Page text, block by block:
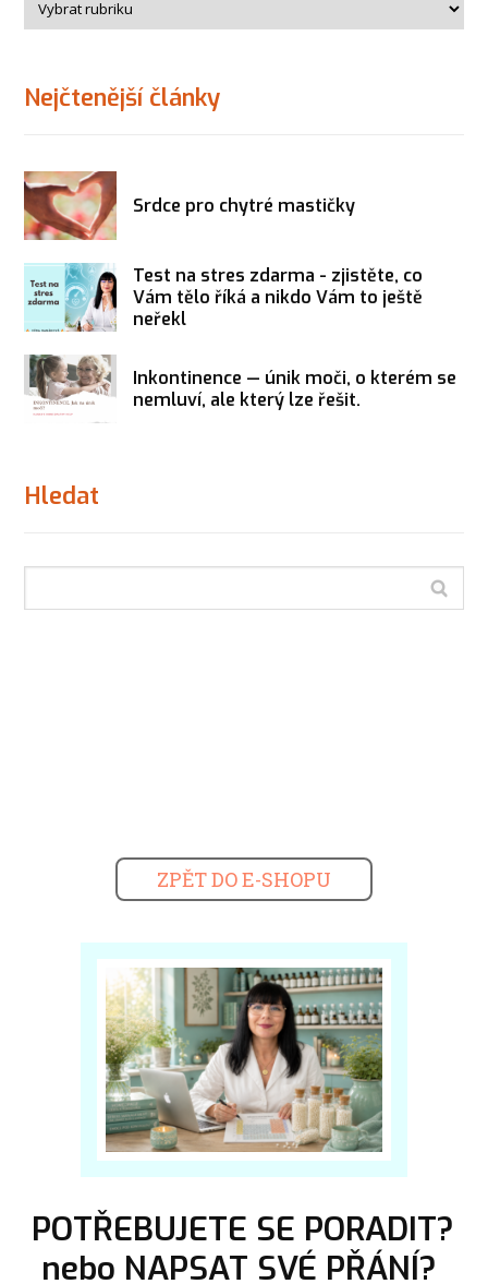
Nejčtenější články
Srdce pro chytré mastičky
Test na stres zdarma - zjistěte, co
Vám tělo říká a nikdo Vám to ještě
neřekl
Inkontinence — únik moči, o kterém se
nemluví, ale který lze řešit.
Hledat
ZPĚT DO E-SHOPU
POTŘEBUJETE SE PORADIT?
nebo NAPSAT SVÉ PŘÁNÍ?